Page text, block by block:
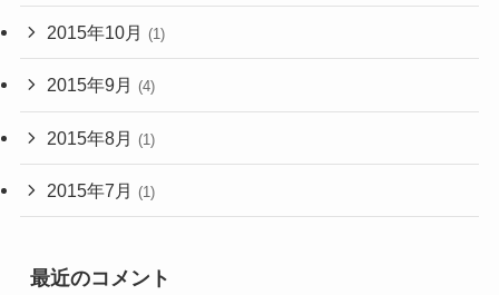
2015年10月 (1)
2015年9月 (4)
2015年8月 (1)
2015年7月 (1)
最近のコメント